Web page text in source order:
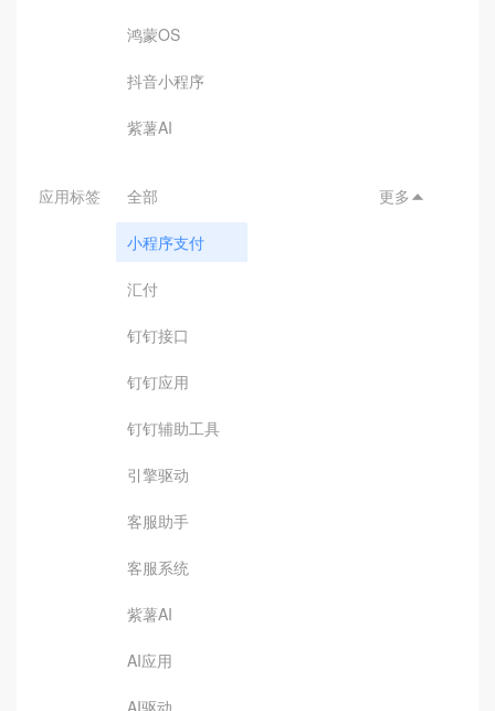
鸿蒙OS
抖音小程序
紫薯AI
应用标签 全部
小程序支付
汇付
钉钉接口
钉钉应用
钉钉辅助工具
引擎驱动
客服助手
客服系统
紫薯AI
AI应用
AI驱动
更多 